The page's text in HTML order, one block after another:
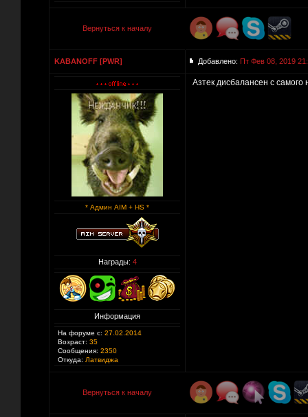
Вернуться к началу
KABANOFF [PWR] Добавлено: Пт Фев 08, 2019
* Админ AIM + HS *
Награды: 4
Информация
На форуме с: 27.02.2014
Возраст: 35
Сообщения: 2350
Откуда: Латвиджа
Азтек дисбалансен с
Вернуться к началу